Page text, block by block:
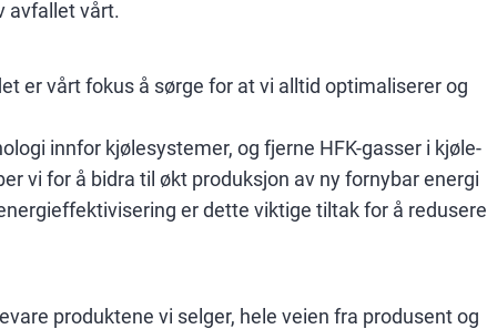
avfallet vårt.
er vårt fokus å sørge for at vi alltid optimaliserer og
innfor kjølesystemer, og fjerne HFK-gasser i kjøle-
vi for å bidra til økt produksjon av ny fornybar energi
er dette viktige tiltak for å redusere
produktene vi selger, hele veien fra produsent og